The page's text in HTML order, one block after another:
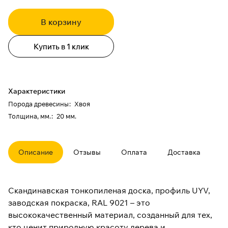
В корзину
Купить в 1 клик
Характеристики
Порода древесины: Хвоя
Толщина, мм.: 20 мм.
Описание Отзывы Оплата Доставка
Скандинавская тонкопиленая доска, профиль UYV,
заводская покраска, RAL 9021 – это
высококачественный материал, созданный для тех,